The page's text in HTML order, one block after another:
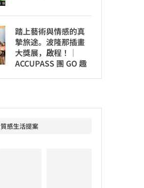
踏上藝術與情感的真
摯旅途。波隆那插畫
大獎展，啟程！│
ACCUPASS 團 GO 趣
質感生活提案